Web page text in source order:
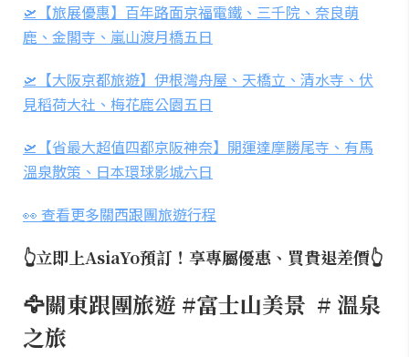
🛫【旅展優惠】百年路面京福電鐵、三千院、奈良萌
鹿、金閣寺、嵐山渡月橋五日
🛫【大阪京都旅遊】伊根灣舟屋、天橋立、清水寺、伏
見稻荷大社、梅花鹿公園五日
🛫【省最大超值四都京阪神奈】開運達摩勝尾寺、有馬
溫泉散策、日本環球影城六日
👀 查看更多關西跟團旅遊行程
👆立即上AsiaYo預訂！享專屬優惠、買貴退差價👆
🦅關東跟團旅遊 #富士山美景 # 溫泉
之旅